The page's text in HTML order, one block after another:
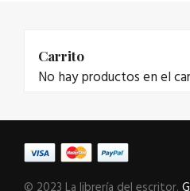
Carrito
No hay productos en el